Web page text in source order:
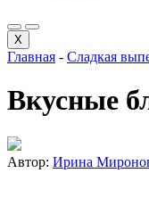
X
Главная - Сладкая
Вкусные
Автор: Ирина